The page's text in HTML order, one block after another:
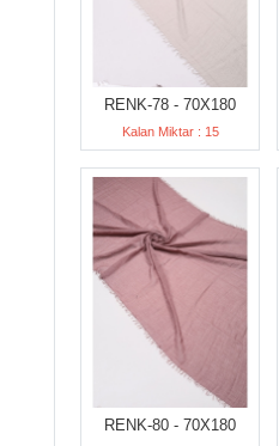
RENK-78 - 70X180
Kalan Miktar : 15
RENK-80 - 70X180